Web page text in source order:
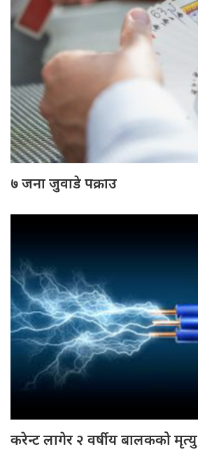
७ जना जुवाडे पक्राउ
करेन्ट लागेर २ वर्षीय बालकको मृत्यु